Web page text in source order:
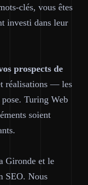
clés, vous êtes
investi dans leur
prospects de
réalisations — les
Turing Web
soient
Gironde et le
SEO. Nous